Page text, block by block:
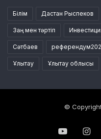
Білім Дастан Рыспеков
Заң мен тәртіп
Сәтбаев
Ұлытау Ұлытау облысы
©
YouTube